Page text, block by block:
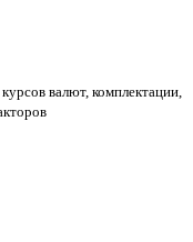
валют, комплектации,